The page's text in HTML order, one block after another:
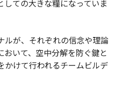
ての大きな糧になっていま
ルが、それぞれの信念や理論
いて、空中分解を防ぐ鍵と
かけて行われるチームビルデ